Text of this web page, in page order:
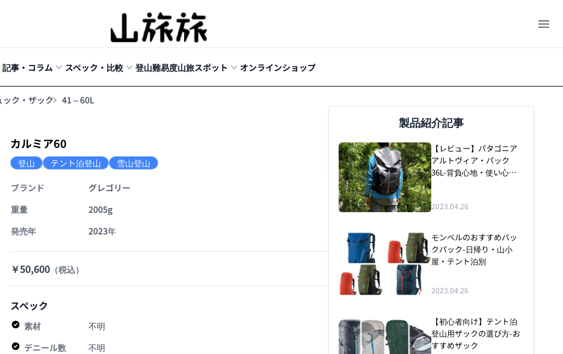
記事・コラム スペック・比較 登山難易度山旅スポット オンラインショップ
ック・ザック 41～60L
カルミア60
登山 テント泊登山 雪山登山
ブランド
グレゴリー
重量
2005g
発売年
2023年
￥50,600（税込）
スペック
素材
不明
デニール数
不明
製品紹介記事
【レビュー】パタゴニア
アルトヴィア・パック
36L-背負心地・使い心地
が最強のバックパック
2023.04.26
モンベルのおすすめバッ
クパック-日帰り・山小
屋・テント泊別
2023.04.26
【初心者向け】テント泊
登山用ザックの選び方-お
すすめザック